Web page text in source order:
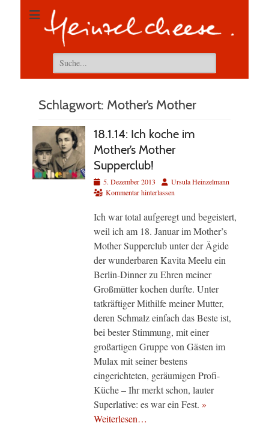
Suchen
nach:
Schlagwort: Mother’s Mother
18.1.14: Ich koche im
Mother’s Mother
Supperclub!
Veröffentlicht
am
5. Dezember 2013 AutorUrsula Heinzelmann
Kommentar hinterlassen
Ich war total aufgeregt und begeistert,
weil ich am 18. Januar im Mother’s
Mother Supperclub unter der Ägide
der wunderbaren Kavita Meelu ein
Berlin-Dinner zu Ehren meiner
Großmütter kochen durfte. Unter
tatkräftiger Mithilfe meiner Mutter,
deren Schmalz einfach das Beste ist,
bei bester Stimmung, mit einer
großartigen Gruppe von Gästen im
Mulax mit seiner bestens
eingerichteten, geräumigen Profi-
Küche – Ihr merkt schon, lauter
Superlative: es war ein Fest. »
Weiterlesen…